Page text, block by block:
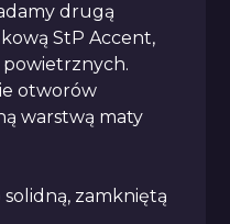
drugą
StP Accent,
powietrznych.
otworów
warstwą maty
zamkniętą